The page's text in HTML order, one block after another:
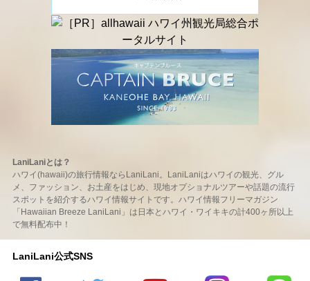
LaniLaniとは？
ハワイ(hawaii)の旅行情報ならLaniLani。LaniLaniはハワイの観光、グル
メ、ファッション、お土産をはじめ、現地オプショナルツアーや話題の流行
スポットを紹介するハワイ情報サイトです。ハワイ情報フリーマガジン
「Hawaiian Breeze LaniLani」は日本とハワイ・ワイキキの計400ヶ所以上
で無料配布中！
LaniLani公式SNS